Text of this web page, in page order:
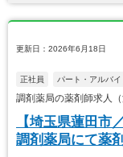
更新日：2026年6月18日
正社員 パート・アルバイ
調剤薬局の薬剤師求人
【埼玉県蓮田
調剤薬局にて薬